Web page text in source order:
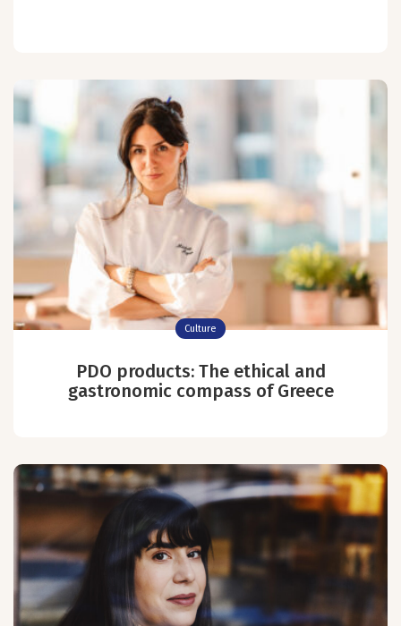
Culture
PDO products: The ethical and
gastronomic compass of Greece